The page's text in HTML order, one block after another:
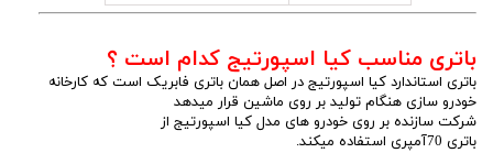
باتری مناسب کیا اسپورتیج کدام است ؟
باتری استاندارد کیا اسپورتیج در اصل همان باتری فابریک است که کارخانه
خودرو سازی هنگام تولید بر روی ماشین قرار میدهد
شرکت سازنده بر روی خودرو های مدل کیا اسپورتیج از
باتری 70آمپری استفاده میکند.